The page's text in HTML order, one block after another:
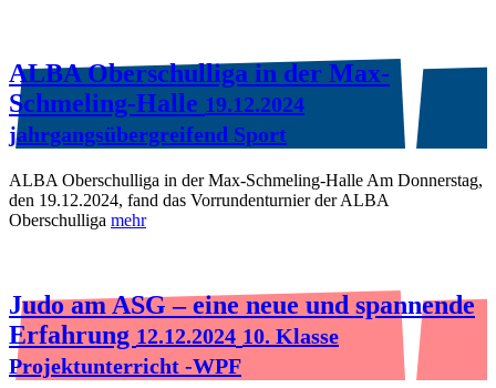
ALBA Oberschulliga in der Max-
Schmeling-Halle 19.12.2024
jahrgangsübergreifend Sport
ALBA Oberschulliga in der Max-Schmeling-Halle Am Donnerstag,
den 19.12.2024, fand das Vorrundenturnier der ALBA
Oberschulliga mehr
Judo am ASG – eine neue und spannende
Erfahrung 12.12.2024 10. Klasse
Projektunterricht -WPF